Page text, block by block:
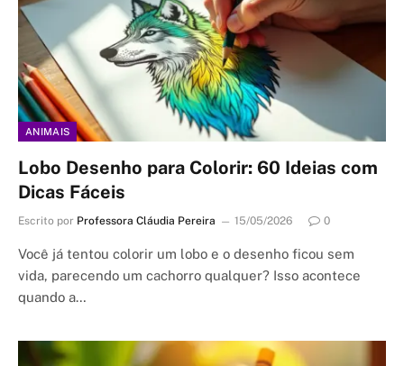
ANIMAIS
Lobo Desenho para Colorir: 60 Ideias com
Dicas Fáceis
Escrito por Professora Cláudia Pereira 15/05/2026 0
Você já tentou colorir um lobo e o desenho ficou sem
vida, parecendo um cachorro qualquer? Isso acontece
quando a…